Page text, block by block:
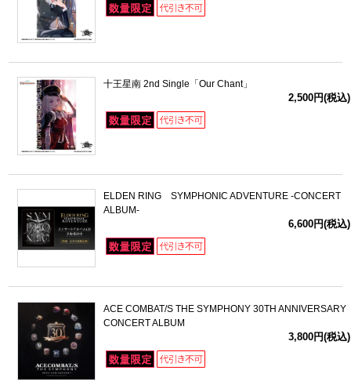
十王星南 2nd Single「Our Chant」
2,500円(税込)
ELDEN RING SYMPHONIC ADVENTURE -CONCERT
ALBUM-
6,600円(税込)
ACE COMBAT/S THE SYMPHONY 30TH ANNIVERSARY
CONCERT ALBUM
3,800円(税込)